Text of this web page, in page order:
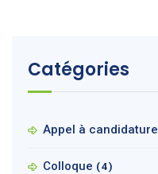
Catégories
Appel à candidature
Colloque (4)